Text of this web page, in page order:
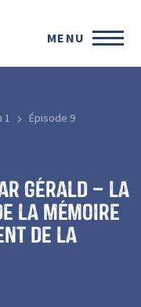
MENU
1 Épisode 9
Gérald – la
la mémoire
de la